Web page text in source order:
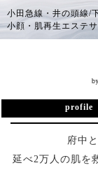
小田急線・井の頭線/
小顔・肌再生エステ
profile
下北沢駅
府中
延べ2万人の肌を